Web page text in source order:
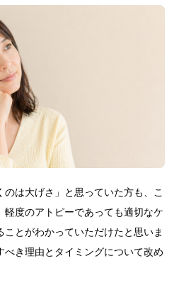
のは大げさ」と思っていた方も、こ
軽度のアトピーであっても適切なケ
とがわかっていただけたと思いま
き理由とタイミングについて改め